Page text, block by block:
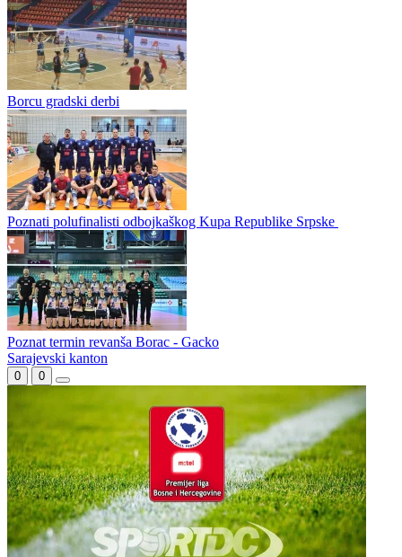
U Ljubinju i Gacku finale Kupa Republike Srpske
Gacko i Bimal Jedinstvo u finalu Kupa Republike Srpske
Borcu gradski derbi
Poznati polufinalisti odbojkaškog Kupa Republike Srpske